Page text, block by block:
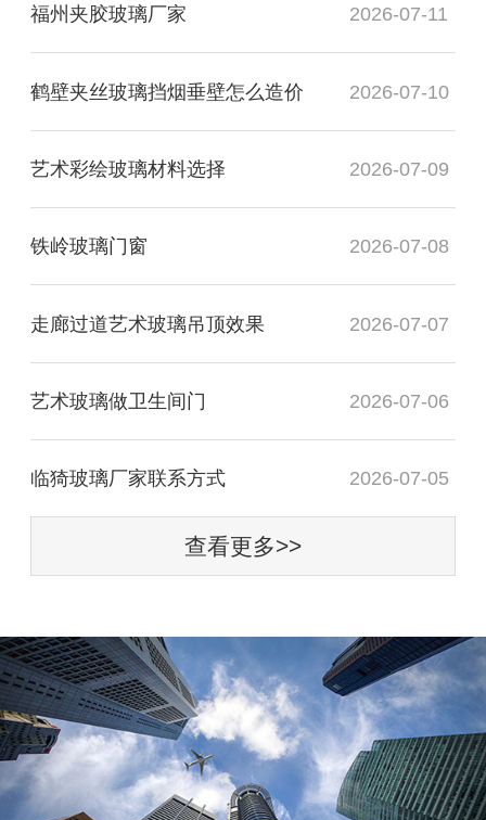
福州夹胶玻璃厂家 2026-07-11
鹤壁夹丝玻璃挡烟垂壁怎么造价 2026-07-10
艺术彩绘玻璃材料选择 2026-07-09
铁岭玻璃门窗 2026-07-08
走廊过道艺术玻璃吊顶效果 2026-07-07
艺术玻璃做卫生间门 2026-07-06
临猗玻璃厂家联系方式 2026-07-05
查看更多>>